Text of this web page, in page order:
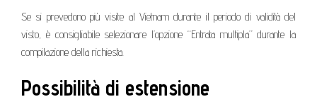
Se si prevedono più visite al Vietnam durante il periodo di validità del
visto, è consigliabile selezionare l’opzione “Entrata multipla” durante la
compilazione della richiesta.
Possibilità di estensione